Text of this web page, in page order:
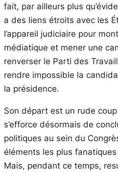
fait, par ailleurs plus
a des liens étroits avec les
l’appareil judiciaire pour
médiatique et mener une
renverser le Parti des
rendre impossible la
la présidence.
Son départ est un rude
s’efforce désormais de
politiques au sein du
éléments les plus
Mais, pendant ce temps,